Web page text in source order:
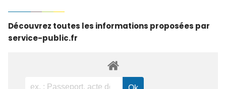
Découvrez toutes les informations proposées par
service-public.fr